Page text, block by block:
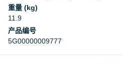
重量 (kg)
11.9
产品编号
5G00000009777